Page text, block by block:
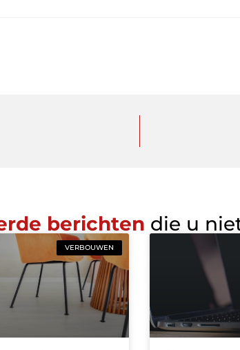
berichten die u
VERBOUWEN